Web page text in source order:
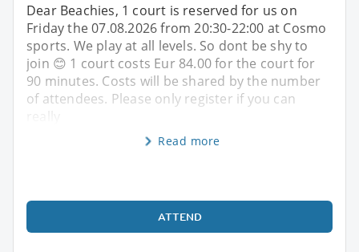
Dear Beachies, 1 court is reserved for us on
Friday the 07.08.2026 from 20:30-22:00 at Cosmo
sports. We play at all levels. So dont be shy to
join 😊 1 court costs Eur 84.00 for the court for
90 minutes. Costs will be shared by the number
of attendees. Please only register if you can
Read more
ATTEND